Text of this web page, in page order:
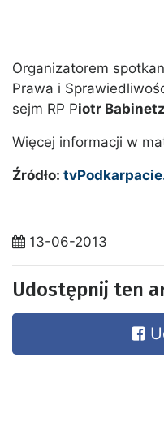
Organizatorem
Prawa i
sejm RP Piotr Babinetz
Więcej informacji w
Źródło:
13-06-2013
Udostępnij ten